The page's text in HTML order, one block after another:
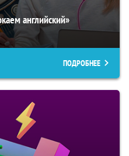
английский»
ПОДРОБНЕЕ